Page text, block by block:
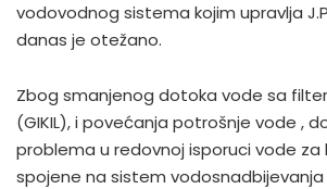
vodovodnog sistema kojim upravlja
danas je otežano.
Zbog smanjenog dotoka vode sa
(GIKIL), i povećanja potrošnje vode ,
problema u redovnoj isporuci vode za
spojene na sistem vodosnadbijevanja